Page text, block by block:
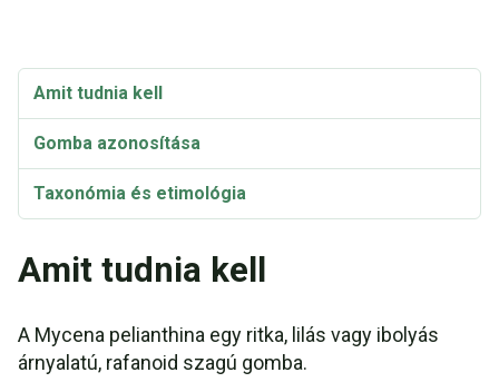
Amit tudnia kell
Gomba azonosítása
Taxonómia és etimológia
Amit tudnia kell
A Mycena pelianthina egy ritka, lilás vagy ibolyás
árnyalatú, rafanoid szagú gomba.